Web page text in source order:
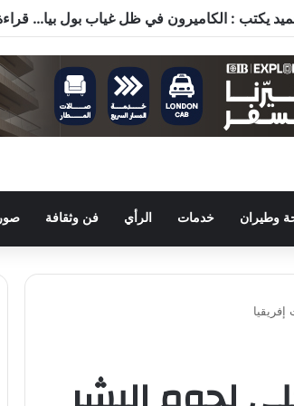
وطيران خدمات الرأي فن وثقافة